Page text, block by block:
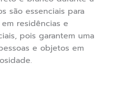
são essenciais para
residências e
pois garantem uma
e objetos em